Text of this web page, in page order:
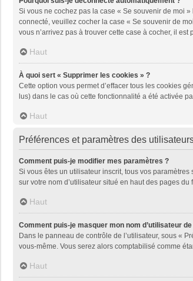
Si vous ne cochez pas la case « Se souvenir de moi
connecté, veuillez cocher la case « Se souvenir de
vous n’arrivez pas à trouver cette case à cocher, il
Haut
À quoi sert « Supprimer les cookies » ?
Cette option vous permet d’effacer tous les cookies
lus) dans le cas où cette fonctionnalité a été activée
Haut
Préférences et paramètres des
Comment puis-je modifier mes paramètres ?
Si vous êtes un utilisateur inscrit, tous vos
sur votre nom d’utilisateur situé en haut des pages
Haut
Comment puis-je masquer mon nom d’utilisateur
Dans le panneau de contrôle de l’utilisateur, sous «
vous-même. Vous serez alors comptabilisé comme
Haut